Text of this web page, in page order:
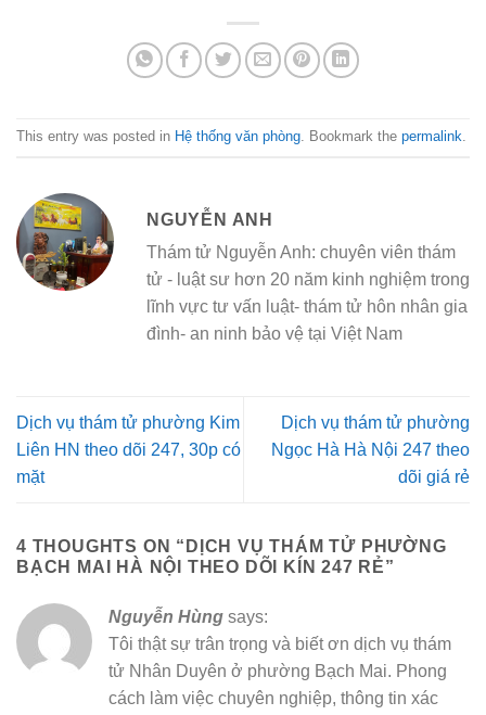
This entry was posted in Hệ thống văn phòng. Bookmark the permalink.
NGUYỄN ANH
Thám tử Nguyễn Anh: chuyên viên thám
tử - luật sư hơn 20 năm kinh nghiệm trong
lĩnh vực tư vấn luật- thám tử hôn nhân gia
đình- an ninh bảo vệ tại Việt Nam
Dịch vụ thám tử phường Kim
Liên HN theo dõi 247, 30p có
mặt
Dịch vụ thám tử phường
Ngọc Hà Hà Nội 247 theo
dõi giá rẻ
4 THOUGHTS ON “ DỊCH VỤ THÁM TỬ PHƯỜNG
BẠCH MAI HÀ NỘI THEO DÕI KÍN 247 RẺ”
Nguyễn Hùng says:
Tôi thật sự trân trọng và biết ơn dịch vụ thám
tử Nhân Duyên ở phường Bạch Mai. Phong
cách làm việc chuyên nghiệp, thông tin xác